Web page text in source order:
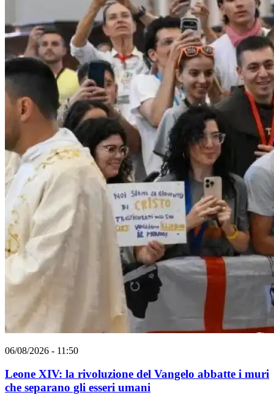
06/08/2026 - 11:50
Leone XIV: la rivoluzione del Vangelo abbatte i muri
che separano gli esseri umani